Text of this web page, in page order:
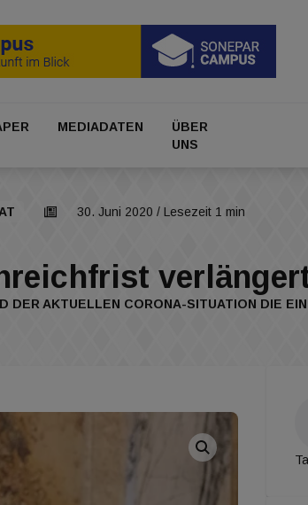
MEDIADATEN
ÜBER
UNS
30. Juni 2020 / Lesezeit 1 min
DER AKTUELLEN CORONA-SITUATION DIE